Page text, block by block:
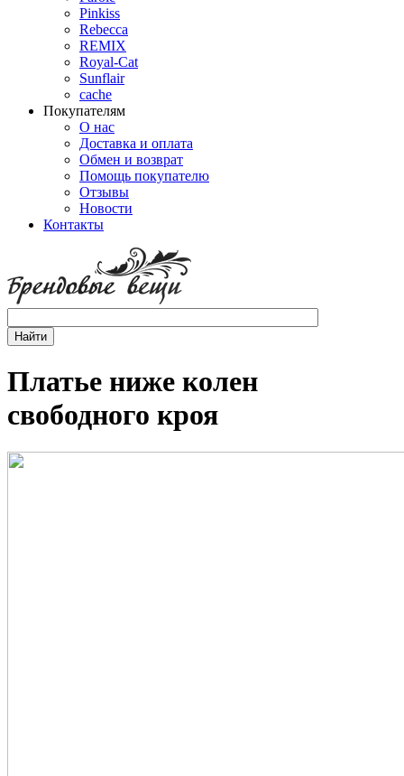
Pinkiss
Rebecca
REMIX
Royal-Cat
Sunflair
cache
Покупателям
О нас
Доставка и оплата
Обмен и возврат
Помощь покупателю
Отзывы
Новости
Контакты
Платье ниже колен
свободного кроя